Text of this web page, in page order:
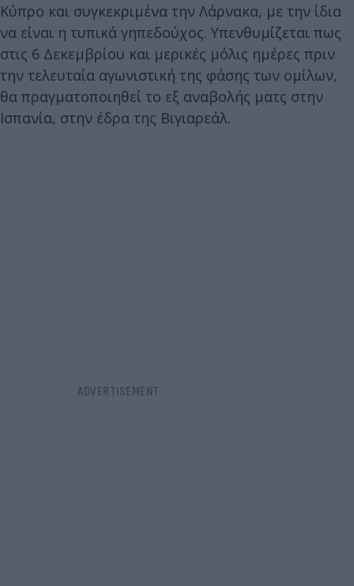
Κύπρο και συγκεκριμένα την Λάρνακα, με την ίδια
να είναι η τυπικά γηπεδούχος. Υπενθυμίζεται πως
στις 6 Δεκεμβρίου και μερικές μόλις ημέρες πριν
την τελευταία αγωνιστική της φάσης των ομίλων,
θα πραγματοποιηθεί το εξ αναβολής ματς στην
Ισπανία, στην έδρα της Βιγιαρεάλ.